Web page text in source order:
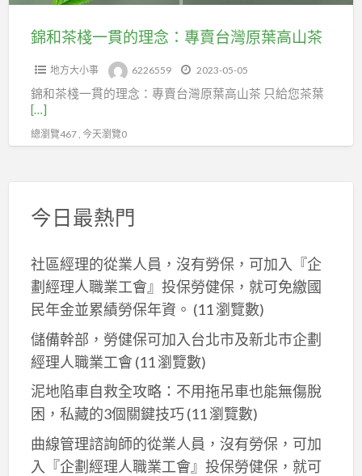
念：
錦和茶棧一貫的理念：專賣台灣原葉高山茶
地方大小事 6226559 2023-05-05
錦和茶棧一貫的理念：專賣台灣原葉高山茶 只給您茶葉
[…]
總瀏覽467 , 今天瀏覽0
今日最熱門
社區經理的從業人員，沒有勞保，可加入『企
劃經理人職業工會』投保勞健保，就可免繳國
民年金並累績勞保年資。 (11 瀏覽數)
儲備幹部，勞健保可加入台北市及新北巿企劃
經理人職業工會 (11 瀏覽數)
泥地陷車自救全攻略：不用拖吊車也能無傷脫
困，私藏的3個關鍵技巧(11 瀏覽數)
曲線管理諮詢師的從業人員，沒有勞保，可加
入『企劃經理人職業工會』投保勞健保，就可